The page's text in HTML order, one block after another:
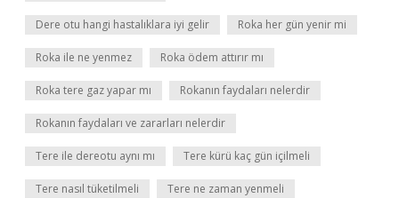
Dere otu hangi hastalıklara iyi gelir Roka her gün yenir mi
Roka ile ne yenmez Roka ödem attırır mı
Roka tere gaz yapar mı Rokanın faydaları nelerdir
Rokanın faydaları ve zararları nelerdir
Tere ile dereotu aynı mı Tere kürü kaç gün içilmeli
Tere nasıl tüketilmeli Tere ne zaman yenmeli